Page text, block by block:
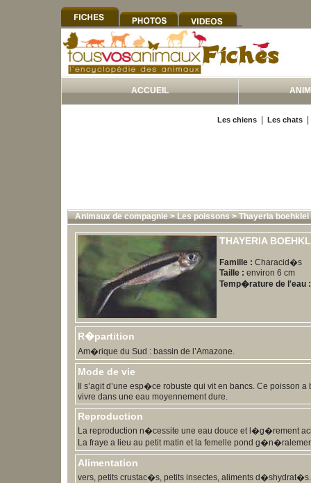
ACCUEIL
Les chiens Les chats
Animaux de compagnie>Les poissons>Thayeria boehklei
THAYERIA
Famille : Characid�s
Taille : environ 6 cm
Temp�rature de l'eau :
R�partition
Am�rique du Sud : bassin de l’Amazone.
Mode de vie
Il s’agit d’une esp�ce robuste qui vit en bancs. Ce poisson
vivre dans une eau moyennement dure.
Reproduction
La reproduction n�cessite une eau douce et l�g�rement
La fraye a lieu au petit matin et la femelle pond
Alimentation
vers, petits crustac�s, petits insectes, aliments d�shydrat�s.